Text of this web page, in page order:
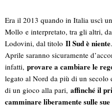
Era il 2013 quando in Italia uscì
Mollo e interpretato, tra gli altri,
Lodovini, dal titolo Il Sud è niente
Aprile saranno sicuramente
infatti, provare a cambiare le
legato al Nord da più di un secolo
di un gioco alla pari, affinché il
camminare liberamente sulle sue